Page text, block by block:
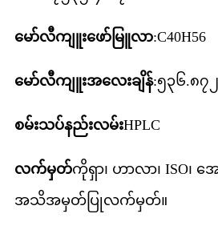
မော်လီကျူးဖော်မြူလာ:C40H56
မော်လီကျူးအလေးချိန်:၅၃၆.၈၇
စမ်းသပ်နည်းလမ်းHPLC
လက်မှတ်ကိုရှာ၊ ဟာလာ၊ ISO၊ အ
အသိအမှတ်ပြုလက်မှတ်။